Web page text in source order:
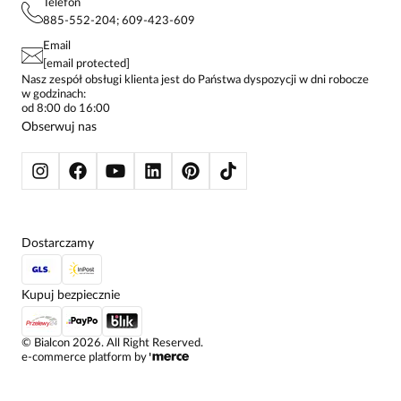
KONTAKTY
POLITYKA PRYWATNOŚCI
STREFA STAŁEGO KLIENTA
KOSZULE DAMSKIE
SPODNIE DAMSKIE
ŻAKIETY I MARYNARKI
SWETRY
BLUZY
Telefon
885-552-204; 609-423-609
Email
[email protected]
Nasz zespół obsługi klienta jest do Państwa dyspozycji w dni robocze
w godzinach:
od 8:00 do 16:00
Obserwuj nas
© Bialcon 2026. All Right Reserved.
e-commerce platform by
Dostarczamy
Kupuj bezpiecznie